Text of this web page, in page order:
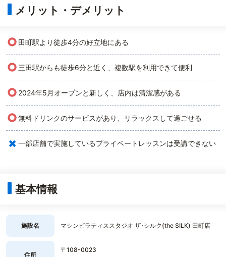
メリット・デメリット
○ 田町駅より徒歩4分の好立地にある
○ 三田駅からも徒歩6分と近く、複数駅を利用できて便利
○ 2024年5月オープンと新しく、店内は清潔感がある
○無料ドリンクのサービスがあり、リラックスして過ごせる
× 一部店舗で実施しているプライベートレッスンは受講できない
基本情報
施設名 マシンピラティススタジオ ザ･シルク(the SILK) 田町店
住所
〒108-0023